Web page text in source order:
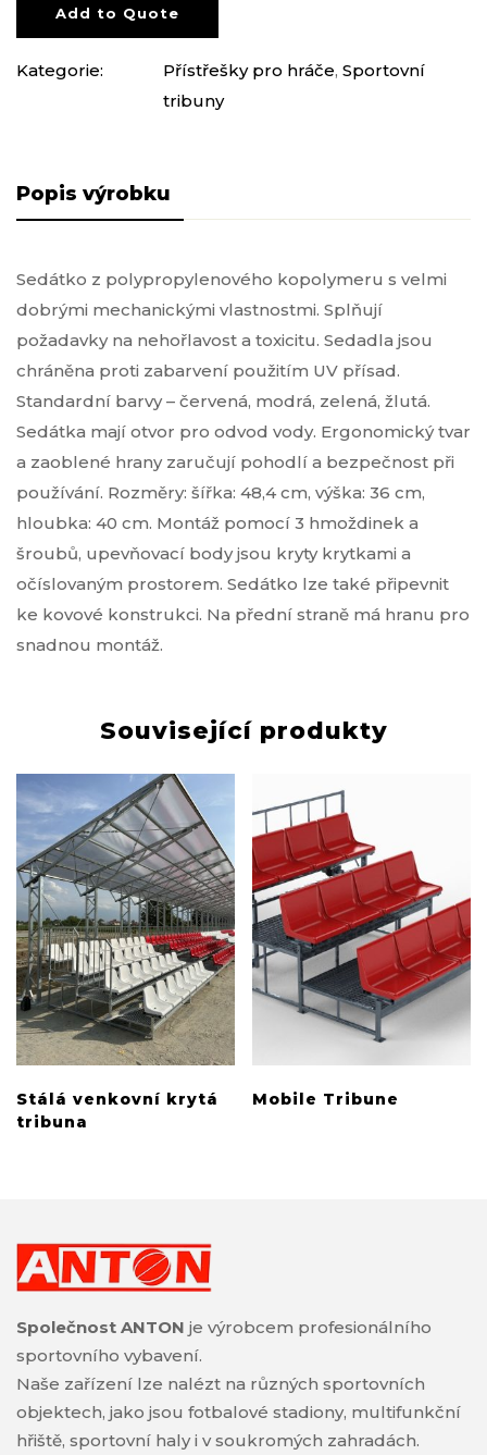
Add to Quote
Kategorie: Přístřešky pro hráče, Sportovní
tribuny
Popis produktu
Sedátko z polypropylenového kopolymeru s velmi
dobrými mechanickými vlastnostmi. Splňují
požadavky na nehořlavost a toxicitu. Sedadla jsou
chráněna proti zabarvení použitím UV přísad.
Standardní barvy – červená, modrá, zelená, žlutá.
Sedátka mají otvor pro odvod vody. Ergonomický tvar
a zaoblené hrany zaručují pohodlí a bezpečnost při
používání. Rozměry: šířka: 48,4 cm, výška: 36 cm,
hloubka: 40 cm. Montáž pomocí 3 hmoždinek a
šroubů, upevňovací body jsou kryty krytkami a
očíslovaným prostorem. Sedátko lze také připevnit
ke kovové konstrukci. Na přední straně má hranu pro
snadnou montáž.
Související produkty
Stálá venkovní krytá
tribuna
Mobile Tribune
Společnost ANTON je výrobcem profesionálního
sportovního vybavení.
Naše zařízení lze nalézt na různých sportovních
objektech, jako jsou fotbalové stadiony, multifunkční
hřiště, sportovní haly i v soukromých zahradách.